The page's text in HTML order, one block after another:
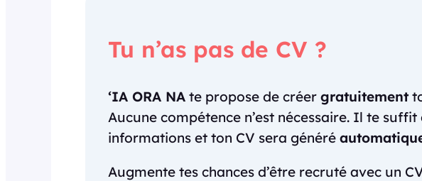
Tu n’as pas de CV ?
‘IA ORA NA te propose de créer gratuitement
Aucune compétence n’est nécessaire. Il te
informations et ton CV sera généré
Augmente tes chances d’être recruté avec un